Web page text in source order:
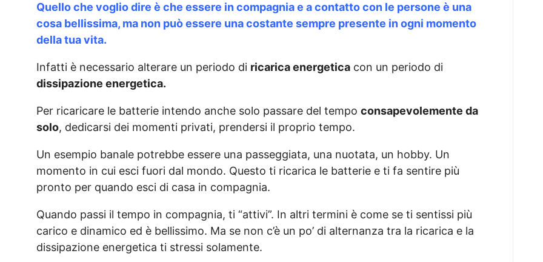
Quello che voglio dire è che essere in compagnia e a contatto con le persone è una
cosa bellissima, ma non può essere una costante sempre presente in ogni momento
della tua vita.
Infatti è necessario alterare un periodo di ricarica energetica con un periodo di
dissipazione energetica.
Per ricaricare le batterie intendo anche solo passare del tempoconsapevolemente da
solo, dedicarsi dei momenti privati, prendersi il proprio tempo.
Un esempio banale potrebbe essere una passeggiata, una nuotata, un hobby. Un
momento in cui esci fuori dal mondo. Questo ti ricarica le batterie e ti fa sentire più
pronto per quando esci di casa in compagnia.
Quando passi il tempo in compagnia, ti “attivi”. In altri termini è come se ti sentissi più
carico e dinamico ed è bellissimo. Ma se non c’è un po’ di alternanza tra la ricarica e la
dissipazione energetica ti stressi solamente.